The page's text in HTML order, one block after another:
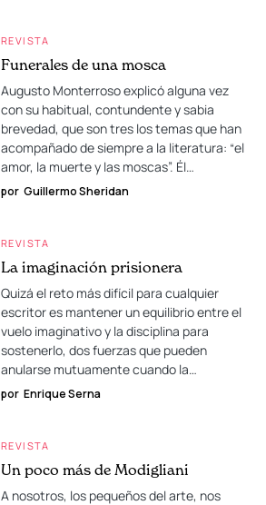
REVISTA
Funerales de una mosca
Augusto Monterroso explicó alguna vez
con su habitual, contundente y sabia
brevedad, que son tres los temas que han
acompañado de siempre a la literatura: “el
amor, la muerte y las moscas”. Él…
por Guillermo Sheridan
REVISTA
La imaginación prisionera
Quizá el reto más difícil para cualquier
escritor es mantener un equilibrio entre el
vuelo imaginativo y la disciplina para
sostenerlo, dos fuerzas que pueden
anularse mutuamente cuando la…
por Enrique Serna
REVISTA
Un poco más de Modigliani
A nosotros, los pequeños del arte, nos